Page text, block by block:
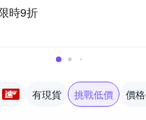
時9折
有現貨 挑戰低價 價